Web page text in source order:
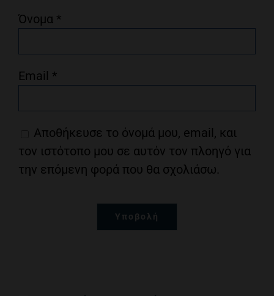
Όνομα *
Email *
Αποθήκευσε το όνομά μου, email, και
τον ιστότοπο μου σε αυτόν τον πλοηγό για
την επόμενη φορά που θα σχολιάσω.